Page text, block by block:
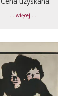
... więcej ...